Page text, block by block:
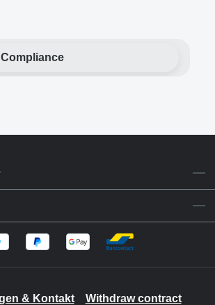
& Kontakt Withdraw contract